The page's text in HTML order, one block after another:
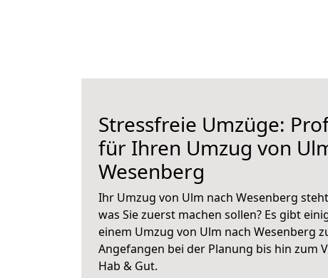
Stressfreie Umzüge:
für Ihren Umzug von
Wesenberg
Ihr Umzug von Ulm nach Wesenberg
was Sie zuerst machen sollen? Es gibt
einem Umzug von Ulm nach Wesenberg
Angefangen bei der Planung bis hin zum
Hab & Gut.